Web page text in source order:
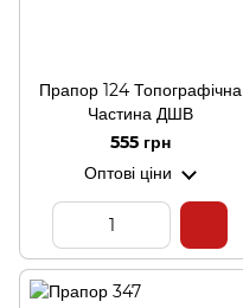
Прапор 124 Топографічна
Частина ДШВ
555 грн
Оптові ціни